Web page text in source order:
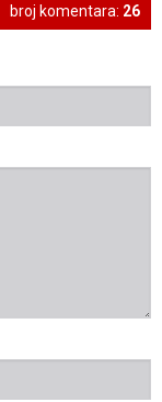
broj komentara: 26